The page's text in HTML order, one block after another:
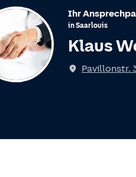
Ihr
inSaarlouis
Klaus
Pavillonstr.